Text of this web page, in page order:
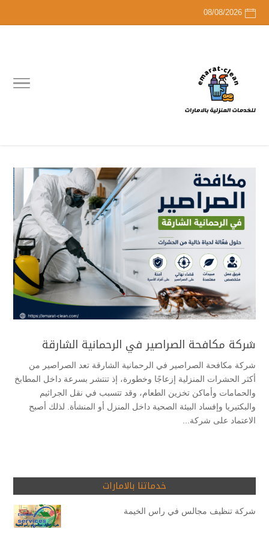
08/08/2026
شركة مكافحة الصراصير في الرحمانية الشارقة
شركة مكافحة الصراصير في الرحمانية الشارقة تعد الصراصير من
أكثر الحشرات المنزلية إزعاجًا وخطورة، إذ تنتشر بسرعة داخل المطابخ
والحمامات وأماكن تخزين الطعام، وقد تتسبب في نقل الجراثيم
والبكتيريا وإفساد البيئة الصحية داخل المنزل أو المنشأة. لذلك أصبح
الاعتماد على شركة...
خدماتنا بالامارات
شركة تنظيف مجالس في راس الخيمة